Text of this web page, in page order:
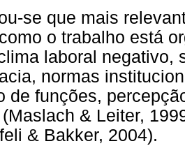
se que mais
o trabalho está
laboral negativo,
normas
de funções,
& Leiter,
& Bakker, 2004).